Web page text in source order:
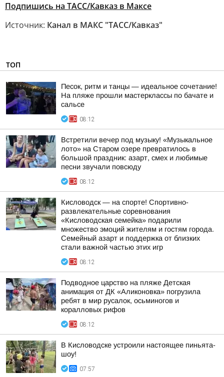
Подпишись на ТАСС/Кавказ в Максе
Источник: Канал в МАКС "ТАСС/Кавказ"
ТОП
Песок, ритм и танцы — идеальное сочетание!
На пляже прошли мастерклассы по бачате и
сальсе
08:12
Встретили вечер под музыку! «Музыкальное
лото» на Старом озере превратилось в
большой праздник: азарт, смех и любимые
песни звучали повсюду
08:12
Кисловодск — на спорте! Спортивно-
развлекательные соревнования
«Кисловодская семейка» подарили
множество эмоций жителям и гостям города.
Семейный азарт и поддержка от близких
стали важной частью этих игр
08:12
Подводное царство на пляже Детская
анимация от ДК «Аликоновка» погрузила
ребят в мир русалок, осьминогов и
коралловых рифов
08:12
В Кисловодске устроили настоящее пиньята-
шоу!
07:57